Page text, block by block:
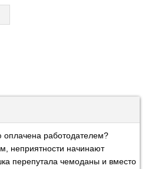
оплачена работодателем?
неприятности начинают
перепутала чемоданы и вместо